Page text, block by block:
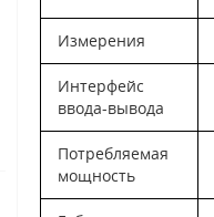
Измерения
Интерфейс
ввода-вывода
Потребляемая
мощность